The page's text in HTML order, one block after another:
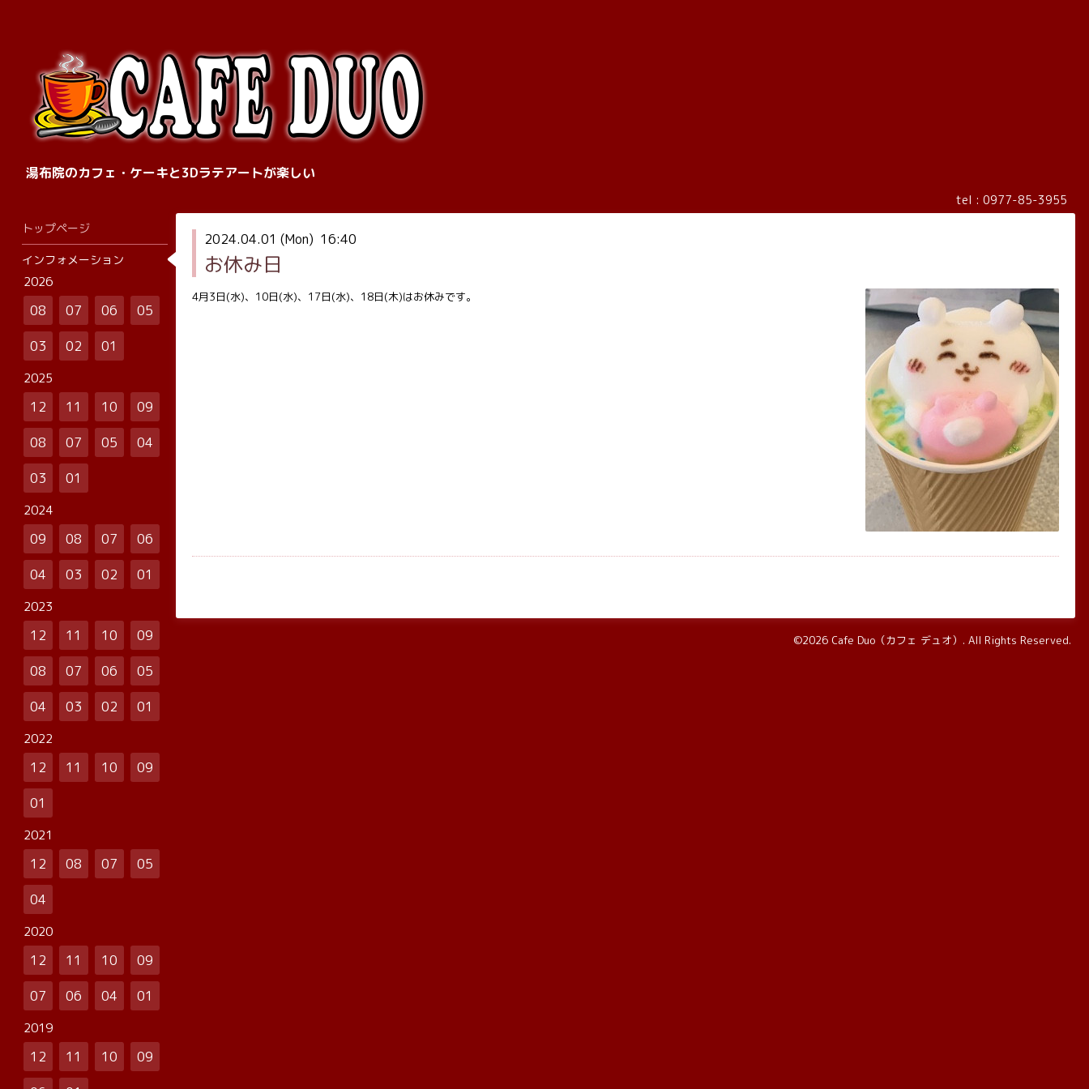
湯布院のカフェ・ケーキと3Dラテアートが楽しい
tel : 0977-85-3955
2024.04.01 (Mon) 16:40
お休み日
4月3日(水)、10日(水)、17日(水)、18日(木)はお休みです。
©2026 Cafe Duo（カフェ デュオ） . All Rights Reserved.
トップページ
インフォメーション
2026
08 07 06
05
03
02 01
2025
12 11 10
09
08
07 05
04
03
01
2024
09 08 07
06
04
03 02 01
2023
12 11 10
09
08
07 06
05
04
03 02 01
2022
12 11 10
09
01
2021
12 08 07
05
04
2020
12 11 10
09
07
06 04 01
2019
12 11 10
09